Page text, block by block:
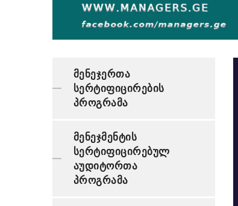
მენეჯერთა
სერტიფიცირების
პროგრამა
მენეჯმენტის
სერტიფიცირებულ
აუდიტორთა
პროგრამა